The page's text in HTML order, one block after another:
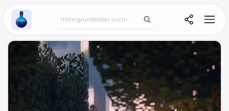
Wallpaper Alchemy